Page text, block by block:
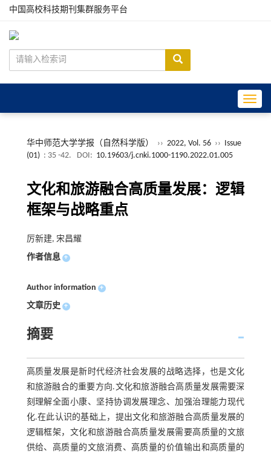
中国高校科技期刊集群服务平台
华中师范大学学报（自然科学版） ›› 2022, Vol. 56 ›› Issue
(01) : 35 -42. DOI: 10.19603/j.cnki.1000-1190.2022.01.005
文化和旅游融合高质量发展：逻辑
框架与战略重点
厉新建, 宋昌耀
作者信息 +
Author information +
文章历史 +
摘要
高质量发展是新时代经济社会发展的战略选择，也是文化
和旅游融合的重要方向.文化和旅游融合高质量发展需要深
刻理解全面小康、坚持协调发展理念、加强治理能力现代
化.在此认识的基础上，提出文化和旅游融合高质量发展的
逻辑框架，文化和旅游融合高质量发展需要高质量的文旅
供给、高质量的文旅消费、高质量的价值输出和高质量的